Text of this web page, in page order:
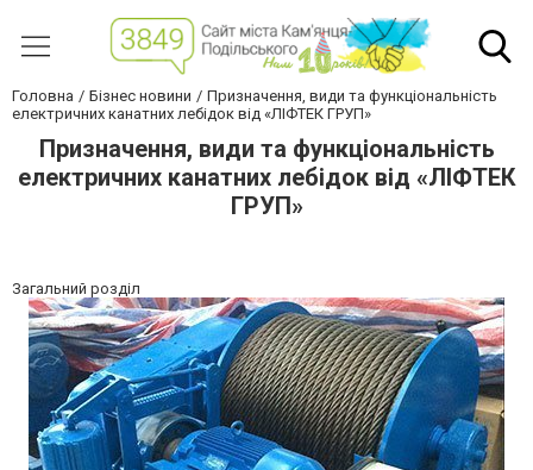
Головна Бізнес новини
Призначення, види та функціональність
електричних канатних лебідок від «ЛІФТЕК ГРУП»
Призначення, види та функціональність
електричних канатних лебідок від «ЛІФТЕК
ГРУП»
Загальний розділ